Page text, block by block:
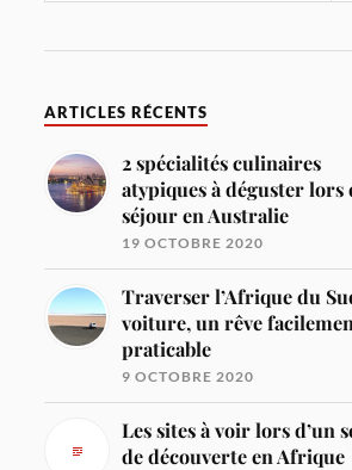
ARTICLES RÉCENTS
2 spécialités culinaires
atypiques à déguster lors
séjour en Australie
19 OCTOBRE 2020
Traverser l’Afrique du
voiture, un rêve
praticable
9 OCTOBRE 2020
Les sites à voir lors d’un
de découverte en Afrique